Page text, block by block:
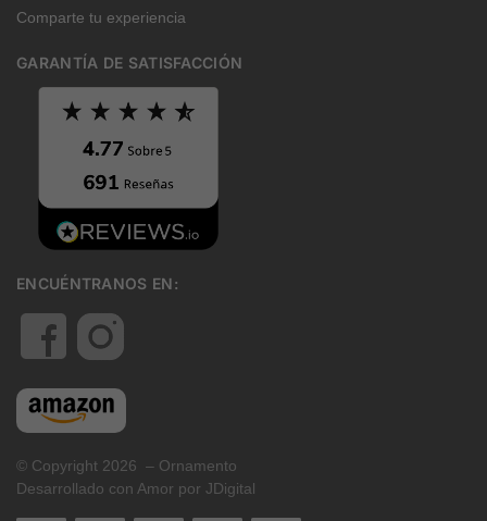
Comparte tu experiencia
GARANTÍA DE SATISFACCIÓN
ENCUÉNTRANOS EN:
© Copyright 2026 – Ornamento
Desarrollado con Amor por JDigital